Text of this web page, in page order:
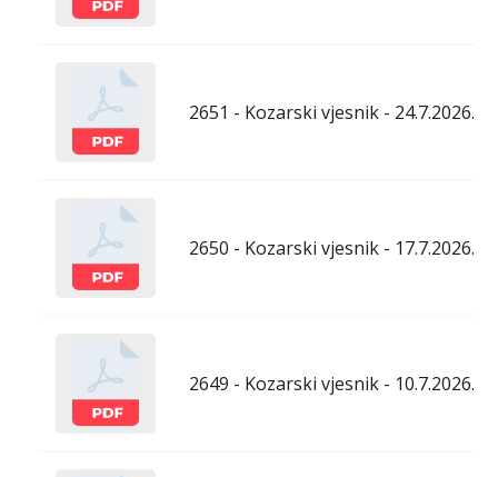
2651 - Kozarski vjesnik - 24.7.2026.
2650 - Kozarski vjesnik - 17.7.2026.
2649 - Kozarski vjesnik - 10.7.2026.